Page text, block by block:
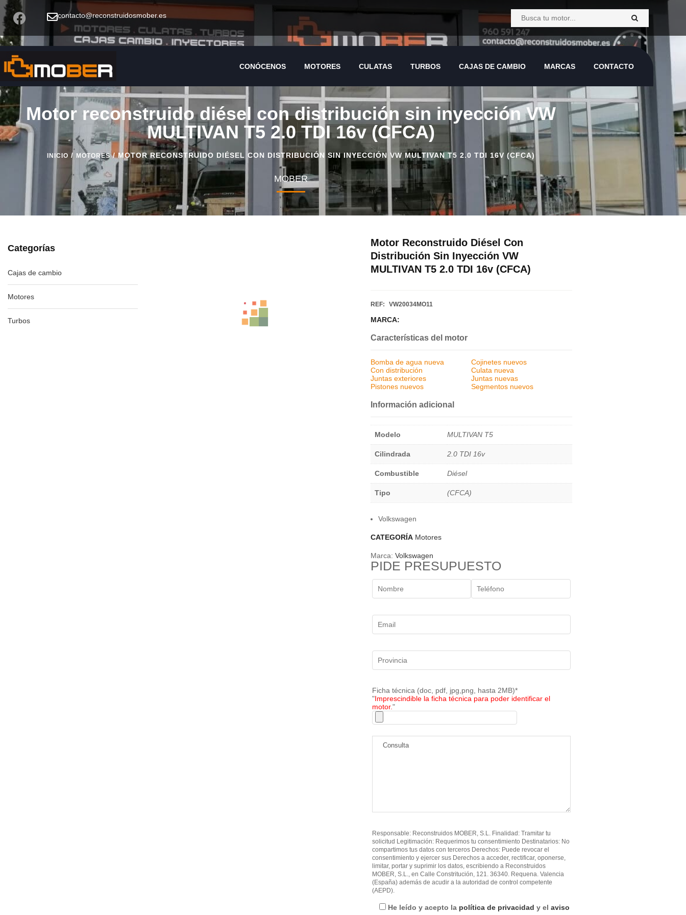
contacto@reconstruidosmober.es
CONÓCENOS MOTORES CULATAS TURBOS CAJAS DE CAMBIO MARCAS CONTACTO
Motor reconstruido diésel con distribución sin inyección VW
MULTIVAN T5 2.0 TDI 16v (CFCA)
INICIO / MOTORES/ MOTOR RECONSTRUIDO DIÉSEL CON DISTRIBUCIÓN SIN INYECCIÓN VW MULTIVAN T5 2.0 TDI 16V (CFCA)
MOBER
Categorías
Cajas de cambio
Motores
Turbos
Motor Reconstruido Diésel Con
Distribución Sin Inyección VW
MULTIVAN T5 2.0 TDI 16v (CFCA)
REF: VW20034MO11
MARCA:
Características del motor
Bomba de agua nueva
Cojinetes nuevos
Con distribución
Culata nueva
Juntas exteriores
Juntas nuevas
Pistones nuevos
Segmentos nuevos
Información adicional
Modelo MULTIVAN T5
Cilindrada 2.0 TDI 16v
Combustible Diésel
Tipo (CFCA)
Volkswagen
CATEGORÍA Motores
Marca: Volkswagen
PIDE PRESUPUESTO
Ficha técnica (doc, pdf, jpg,png, hasta 2MB)*
"Imprescindible la ficha técnica para poder identificar el
motor."
Responsable: Reconstruidos MOBER, S.L. Finalidad: Tramitar tu
solicitud Legitimación: Requerimos tu consentimiento Destinatarios: No
compartimos tus datos con terceros Derechos: Puede revocar el
consentimiento y ejercer sus Derechos a acceder, rectificar, oponerse,
limitar, portar y suprimir los datos, escribiendo a Reconstruidos
MOBER, S.L., en Calle Constritución, 121. 36340. Requena. Valencia
(España) además de acudir a la autoridad de control competente
(AEPD).
He leído y acepto la política de privacidad y el aviso